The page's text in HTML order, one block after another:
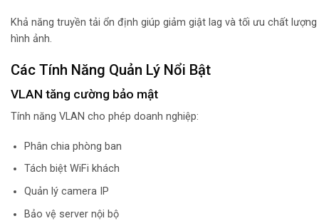
Khả năng truyền tải ổn định giúp giảm giật lag và tối ưu chất lượng
hình ảnh.
Các Tính Năng Quản Lý Nổi Bật
VLAN tăng cường bảo mật
Tính năng VLAN cho phép doanh nghiệp:
Phân chia phòng ban
Tách biệt WiFi khách
Quản lý camera IP
Bảo vệ server nội bộ